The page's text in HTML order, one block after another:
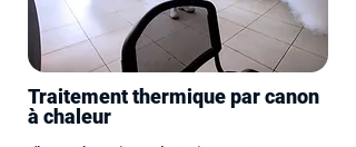
Traitement thermique par canon
à chaleur